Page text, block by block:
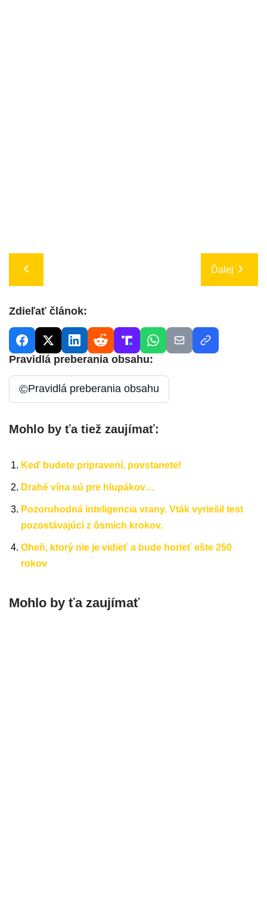
Ďalej
Zdieľať článok:
Pravidlá preberania obsahu:
©Pravidlá preberania obsahu
Mohlo by ťa tiež zaujímať:
Keď budete pripravení, povstanete!
Drahé vína sú pre hlupákov…
Pozoruhodná inteligencia vrany. Vták vyriešil test
pozostávajúci z ôsmich krokov.
Oheň, ktorý nie je vidieť a bude horieť ešte 250
rokov
Mohlo by ťa zaujímať